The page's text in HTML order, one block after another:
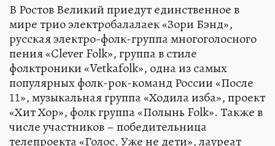
В Ростов Великий приедут единственное в
мире трио электробалалаек «Зори Бэнд»,
русская электро-фолк-группа многоголосного
пения «Clever Folk», группа в стиле
фолктроники «Vetkafolk», одна из самых
популярных фолк-рок-команд России «После
11», музыкальная группа «Ходила изба», проект
«Хит Хор», фолк группа «Полынь Folk». Также в
числе участников – победительница
телепроекта «Голос. Уже не дети», лауреат